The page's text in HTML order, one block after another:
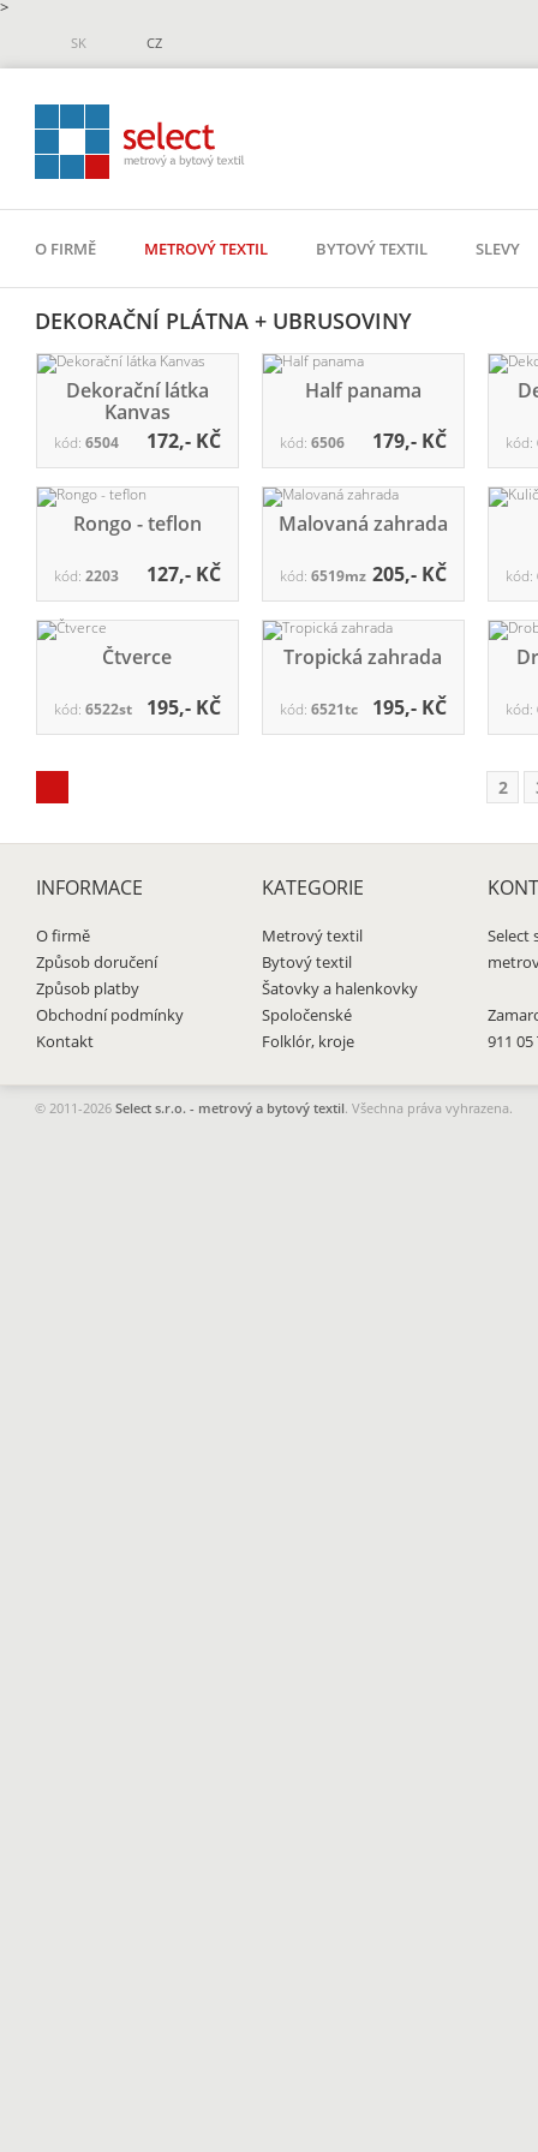
>
SK CZ
O FIRMĚ METROVÝ TEXTIL BYTOVÝ TEXTIL SLEVY
DEKORAČNÍ PLÁTNA + UBRUSOVINY
Dekorační látka
Kanvas
kód: 6504 172,- KČ
Half panama
kód: 6506 179,- KČ kód:
Rongo - teflon
kód: 2203 127,- KČ
Malovaná zahrada
kód: 6519mz 205,- KČ kód:
Čtverce
kód: 6522st 195,- KČ
Tropická zahrada
kód: 6521tc 195,- KČ kód:
2
INFORMACE
O firmě
Způsob doručení
Způsob platby
Obchodní podmínky
Kontakt
KATEGORIE
Metrový textil
Bytový textil
Šatovky a halenkovky
Spoločenské
Folklór, kroje
Select
911
© 2011-2026Select s.r.o. - metrový a bytový textil. Všechna práva vyhrazena.